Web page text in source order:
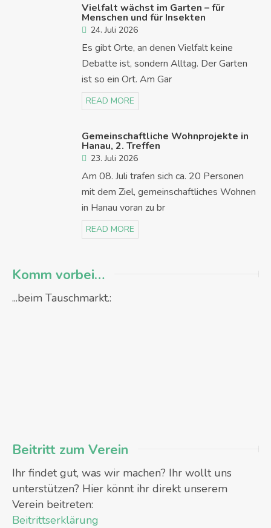
Vielfalt wächst im Garten – für
Menschen und für Insekten
24. Juli 2026
Es gibt Orte, an denen Vielfalt keine
Debatte ist, sondern Alltag. Der Garten
ist so ein Ort. Am Gar
READ MORE
Gemeinschaftliche Wohnprojekte in
Hanau, 2. Treffen
23. Juli 2026
Am 08. Juli trafen sich ca. 20 Personen
mit dem Ziel, gemeinschaftliches Wohnen
in Hanau voran zu br
READ MORE
Komm vorbei…
...beim Tauschmarkt.:
Beitritt zum Verein
Ihr findet gut, was wir machen? Ihr wollt uns
unterstützen? Hier könnt ihr direkt unserem
Verein beitreten:
Beitrittserklärung